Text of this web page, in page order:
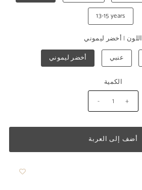
13-15 years
اللون | أخضر ليموني
أخضر ليموني
عنبي
الكمية
-
+